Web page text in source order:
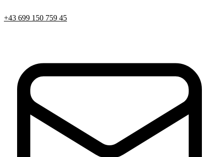
+43 699 150 759 45